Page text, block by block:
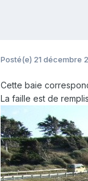
Posté(e) 21 décembre
Cette baie
La faille est de